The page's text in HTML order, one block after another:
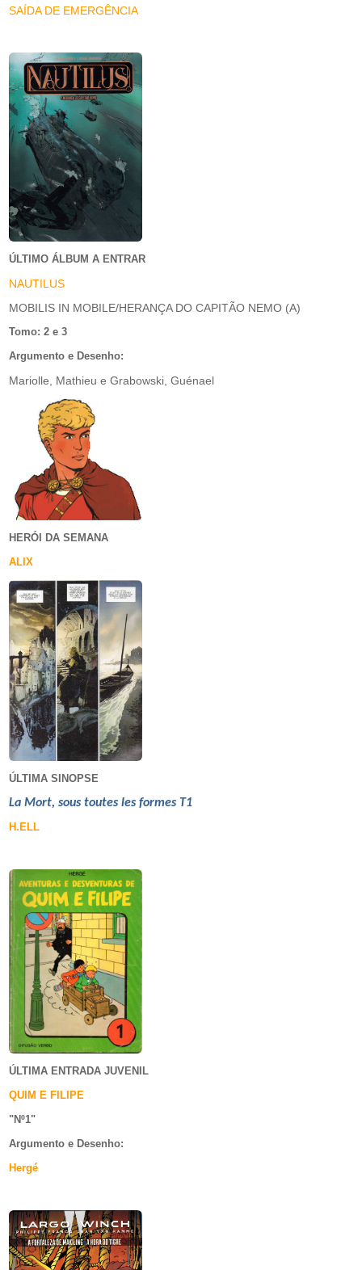
SAÍDA DE EMERGÊNCIA
ÚLTIMO ÁLBUM A ENTRAR
NAUTILUS
MOBILIS IN MOBILE/HERANÇA DO CAPITÃO NEMO (A)
Tomo: 2 e 3
Argumento e Desenho:
Mariolle, Mathieu e Grabowski, Guénael
HERÓI DA SEMANA
ALIX
ÚLTIMA SINOPSE
La Mort, sous toutes les formes T1
H.ELL
ÚLTIMA ENTRADA JUVENIL
QUIM E FILIPE
"Nº1"
Argumento e Desenho:
Hergé